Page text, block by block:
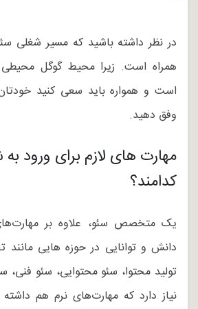
در نظر داشته باشید که مسیر شغلی
همراه است. زیرا محیط گوگل محیطی
است و همواره باید سعی کنید
وفق دهید.
مهارت های لازم برای ورود
کدامند؟
یک متخصص سئو، علاوه بر
دانش و توانایی در حوزه هایی مانند
تولید محتوا، سئو محتوایی، سئو
نیاز دارد که مهارت‌های نرم هم